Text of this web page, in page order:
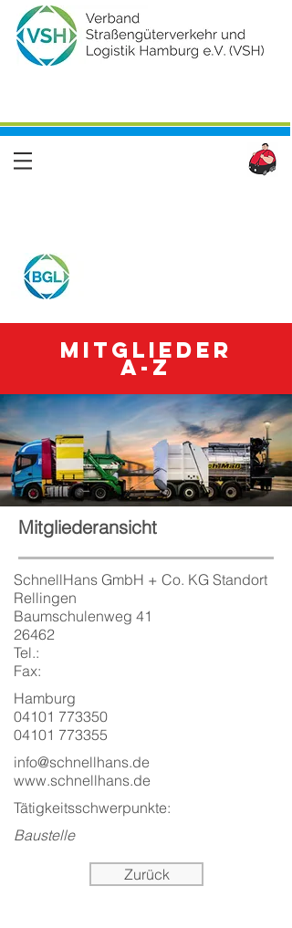
Mitglieder
A-Z
Mitgliederansicht
SchnellHans GmbH + Co. KG Standort
Rellingen
Baumschulenweg 41
26462
Tel.:
Fax:
Hamburg
04101 773350
04101 773355
info@schnellhans.de
www.schnellhans.de
Tätigkeitsschwerpunkte:
Baustelle
Zurück